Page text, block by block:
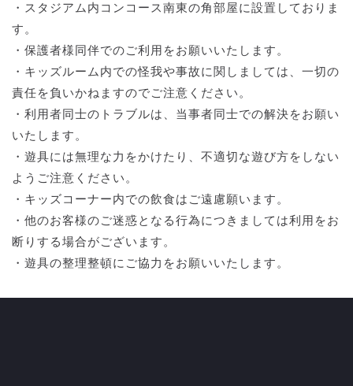
・スタジアム内コンコース南東の角部屋に設置しておりま
す。
・保護者様同伴でのご利用をお願いいたします。
・キッズルーム内での怪我や事故に関しましては、一切の
責任を負いかねますのでご注意ください。
・利用者同士のトラブルは、当事者同士での解決をお願い
いたします。
・遊具には無理な力をかけたり、不適切な遊び方をしない
ようご注意ください。
・キッズコーナー内での飲食はご遠慮願います。
・他のお客様のご迷惑となる行為につきましては利用をお
断りする場合がございます。
・遊具の整理整頓にご協力をお願いいたします。